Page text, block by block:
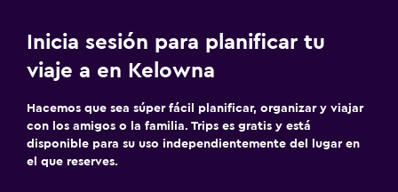
Inicia sesión para planificar tu
viaje a en Kelowna
Hacemos que sea súper fácil planificar, organizar y viajar
con los amigos o la familia. Trips es gratis y está
disponible para su uso independientemente del lugar en
el que reserves.